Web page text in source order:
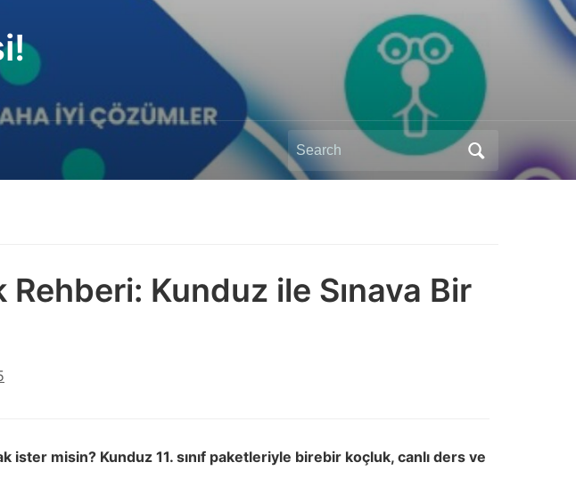
Search
for:
Rehberi: Kunduz ile Sınava Bir
ister misin? Kunduz 11. sınıf paketleriyle birebir koçluk, canlı ders ve